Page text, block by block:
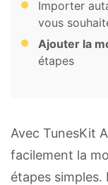
Importer
vous
Ajouter la
étapes
Avec TunesKit
facilement la
étapes simples.